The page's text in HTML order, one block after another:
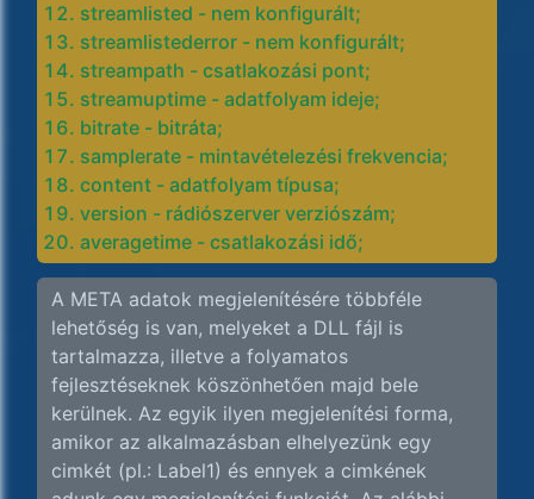
streamlisted - nem konfigurált;
streamlistederror - nem konfigurált;
streampath - csatlakozási pont;
streamuptime - adatfolyam ideje;
bitrate - bitráta;
samplerate - mintavételezési frekvencia;
content - adatfolyam típusa;
version - rádiószerver verziószám;
averagetime - csatlakozási idő;
A META adatok megjelenítésére többféle
lehetőség is van, melyeket a DLL fájl is
tartalmazza, illetve a folyamatos
fejlesztéseknek köszönhetően majd bele
kerülnek. Az egyik ilyen megjelenítési forma,
amikor az alkalmazásban elhelyezünk egy
cimkét (pl.: Label1) és ennyek a cimkének